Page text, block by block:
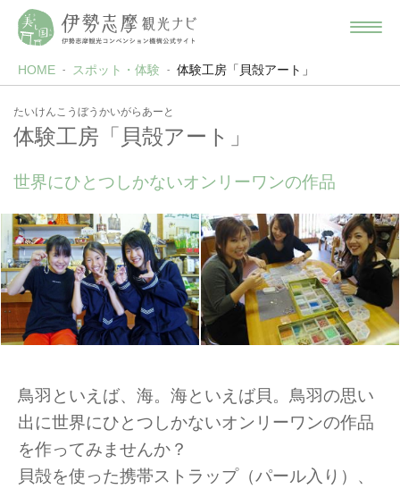
HOME スポット・体験 体験工房「貝殻アート」
たいけんこうぼうかいがらあーと
体験工房「貝殻アート」
世界にひとつしかないオンリーワンの作品
鳥羽といえば、海。海といえば貝。鳥羽の思い
出に世界にひとつしかないオンリーワンの作品
を作ってみませんか？
貝殻を使った携帯ストラップ（パール入り）、